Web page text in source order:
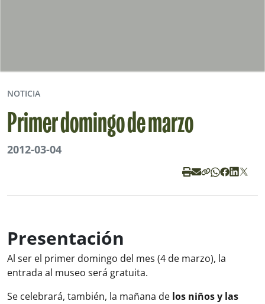
NOTICIA
Primer domingo de marzo
2012-03-04
Presentación
Al ser el primer domingo del mes (4 de marzo), la
entrada al museo será gratuita.
Se celebrará, también, la mañana de los niños y las